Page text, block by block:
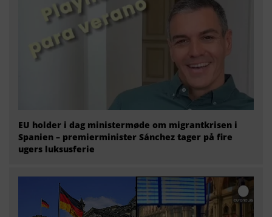
EU holder i dag ministermøde om migrantkrisen i
Spanien – premierminister Sánchez tager på fire
ugers luksusferie